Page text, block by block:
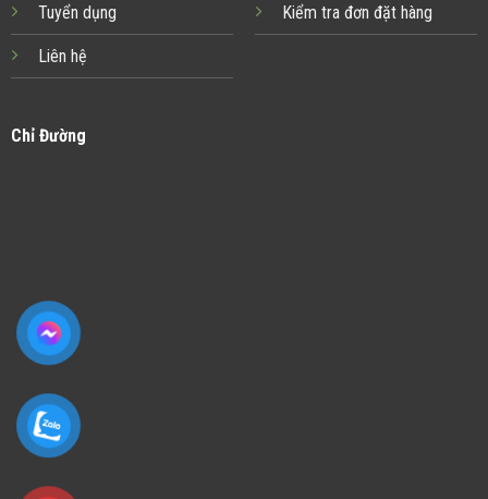
Tuyển dụng
Liên hệ
Kiểm tra đơn đặt hàng
Chỉ Đường